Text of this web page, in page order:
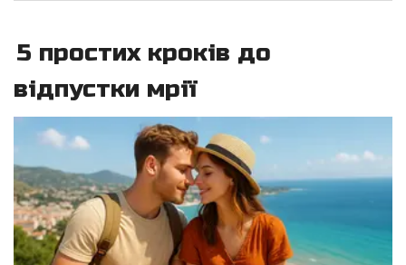
5 простих кроків до
відпустки мрії